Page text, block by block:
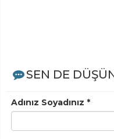
SEN DE
Adınız Soyadınız *